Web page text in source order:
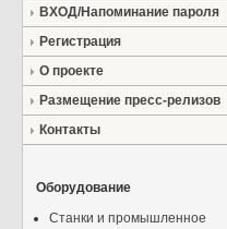
ВХОД/Напоминание пароля
Регистрация
О проекте
Размещение пресс-релизов
Контакты
Оборудование
Станки и промышленное